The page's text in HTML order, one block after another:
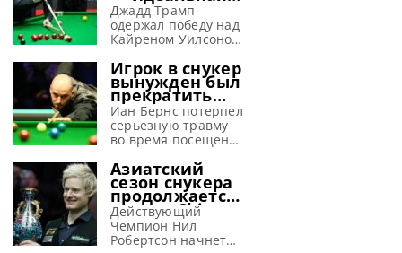
машина для
завоевания
побед
Джадд Трамп
одержал победу над
Кайреном Уилсоном
Мастерс 2026 и, по
словам Хендри,
просто создан для
успеха в снукере,
сообщает WST
Стивен Хендри
Трамп способен
вновь обрести свою
лучшую форму в
текущем сезоне. Эти
размышления он
высказал в
Игрок в снукер
вынужден был
прекратить
выступления
из-за
серьезной
травмы,
полученной на
аттракционе
Иан Бернс потерпел
серьезную травму
во время посещения
вынужден
пропустить начало
снукерного сезона
2026-27, сообщает
metrouk Иан Бернс
провел две недели в
Азиатский
сезон снукера
продолжается:
турнир China
Open 2026
предлагает
Действующий
Чемпион Нил
Робертсон начнет